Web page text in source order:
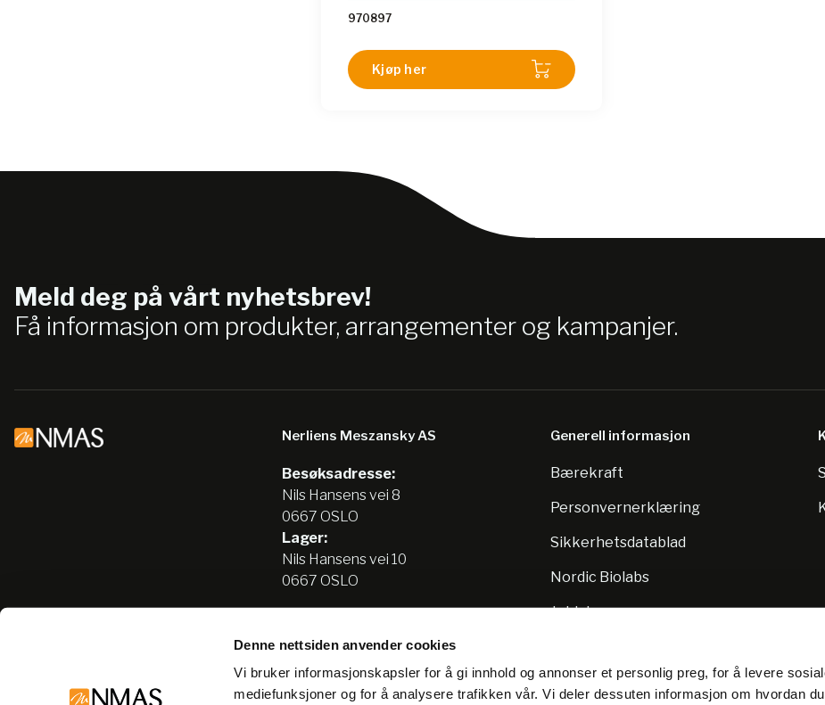
Denne nettsiden anvender cookies
Vi bruker informasjonskapsler for å gi innhold og annonser et personlig preg, for å levere
mediefunksjoner og for å analysere trafikken vår. Vi deler dessuten informasjon om hvordan
970897
Kjøp her
Meld deg på vårt nyhetsbrev!
Få informasjon om produkter, arrangementer og kampanjer.
Nerliens Meszansky AS
Besøksadresse:
Nils Hansens vei 8
0667 OSLO
Lager:
Nils Hansens vei 10
0667 OSLO
info@nmas.no
Generell informasjon
Bærekraft
Personvernerklæring
Sikkerhetsdatablad
Nordic Biolabs
Jobb hos oss